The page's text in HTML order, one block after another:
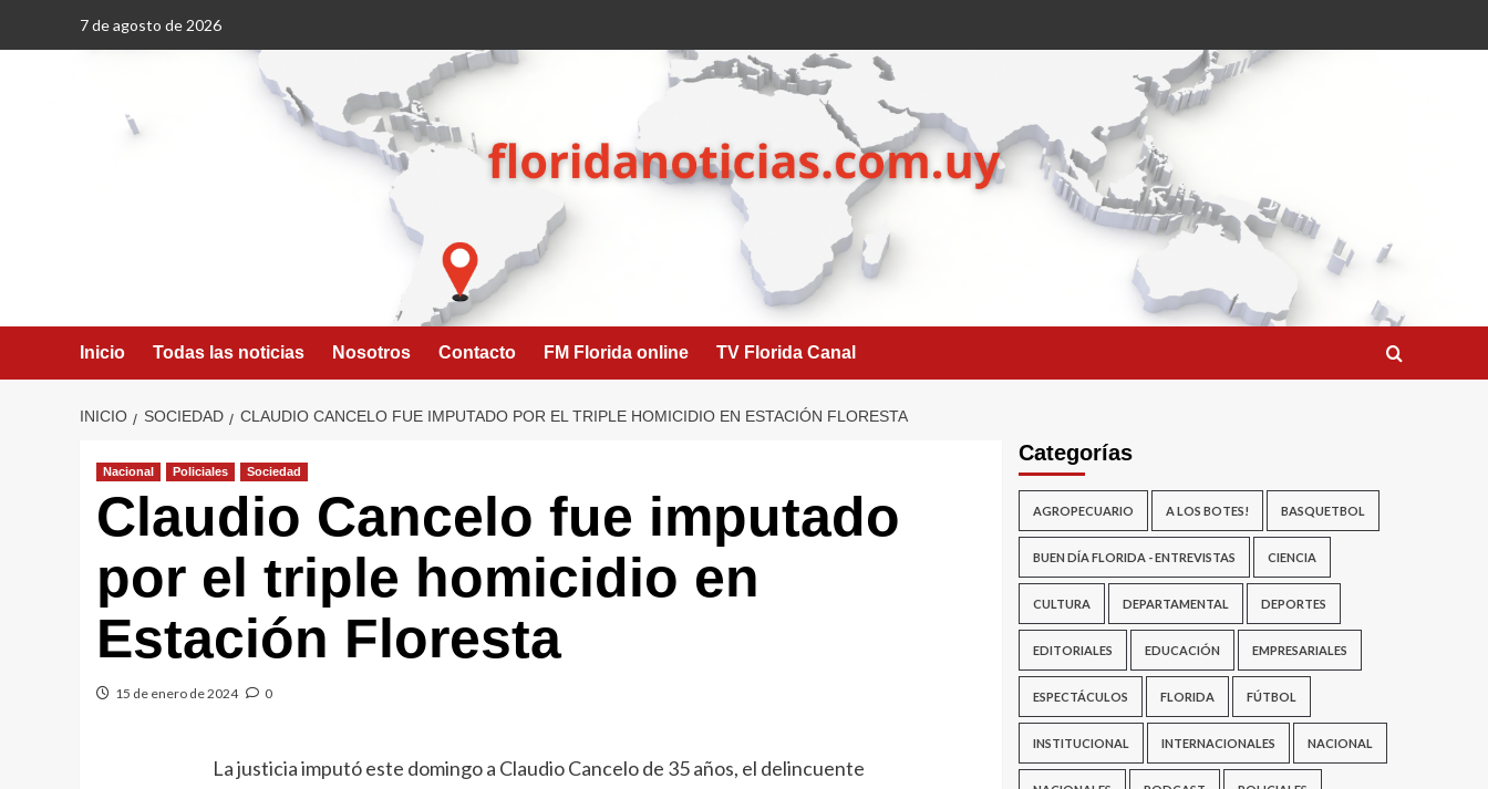
7 de agosto de 2026
Inicio Todas las noticias Nosotros Contacto FM Florida online TV Florida Canal
INICIO SOCIEDAD CLAUDIO CANCELO FUE IMPUTADO POR EL TRIPLE HOMICIDIO EN ESTACIÓN FLORESTA
Nacional Policiales Sociedad
Claudio Cancelo fue imputado
por el triple homicidio en
Estación Floresta
15 de enero de 2024 0
La justicia imputó este domingo a Claudio Cancelo de 35 años, el delincuente
Categorías
AGROPECUARIO A LOS BOTES! BASQUETBOL
BUEN DÍA FLORIDA - ENTREVISTAS CIENCIA
CULTURA DEPARTAMENTAL DEPORTES
EDITORIALES EDUCACIÓN EMPRESARIALES
ESPECTÁCULOS FLORIDA FÚTBOL
INSTITUCIONAL INTERNACIONALES NACIONAL